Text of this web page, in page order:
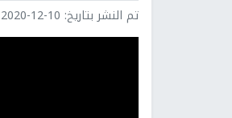
تم النشر بتاريخ: 2020-12-10 13:56